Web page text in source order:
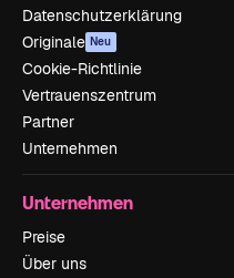
Datenschutzerklärung
Originale Neu
Cookie-Richtlinie
Vertrauenszentrum
Partner
Unternehmen
Unternehmen
Preise
Über uns